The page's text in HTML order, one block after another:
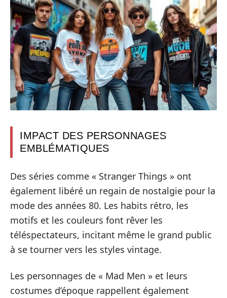
IMPACT DES PERSONNAGES
EMBLÉMATIQUES
Des séries comme « Stranger Things » ont
également libéré un regain de nostalgie pour la
mode des années 80. Les habits rétro, les
motifs et les couleurs font rêver les
téléspectateurs, incitant même le grand public
à se tourner vers les styles vintage.
Les personnages de « Mad Men » et leurs
costumes d’époque rappellent également